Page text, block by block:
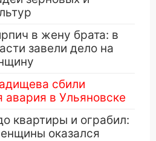
в жену брата: в
завели дело на
сбили
авария в Ульяновске
квартиры и ограбил:
оказался